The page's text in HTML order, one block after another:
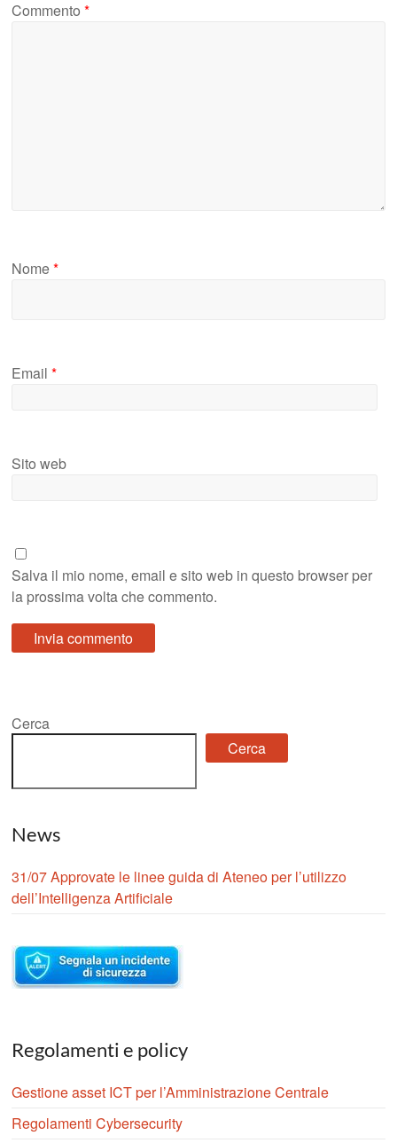
Commento*
Nome*
Email*
Sito web
Salva il mio nome, email e sito web in questo browser per
la prossima volta che commento.
Cerca
Cerca
News
31/07 Approvate le linee guida di Ateneo per l’utilizzo
dell’Intelligenza Artificiale
Regolamenti e policy
Gestione asset ICT per l’Amministrazione Centrale
Regolamenti Cybersecurity